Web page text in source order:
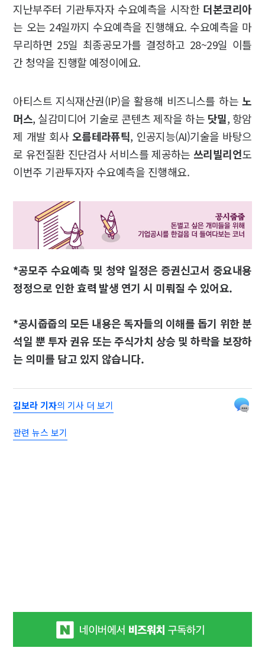
지난부주터 기관투자자 수요예측을 시작한 더본코리아
는 오는 24일까지 수요예측을 진행해요. 수요예측을 마
무리하면 25일 최종공모가를 결정하고 28~29일 이틀
간 청약을 진행할 예정이에요.
아티스트 지식재산권(IP)을 활용해 비즈니스를 하는노
머스, 실감미디어 기술로 콘텐츠 제작을 하는 닷밀, 항암
제 개발 회사오름테라퓨틱, 인공지능(AI)기술을 바탕으
로 유전질환 진단검사 서비스를 제공하는 쓰리빌리언도
이번주 기관투자자 수요예측을 진행해요.
*공모주 수요예측 및 청약 일정은 증권신고서 중요내용
정정으로 인한 효력 발생 연기 시 미뤄질 수 있어요.
*공시줍줍의 모든 내용은 독자들의 이해를 돕기 위한 분
석일 뿐 투자 권유 또는 주식가치 상승 및 하락을 보장하
는 의미를 담고 있지 않습니다.
김보라 기자의 기사 더 보기
관련 뉴스 보기